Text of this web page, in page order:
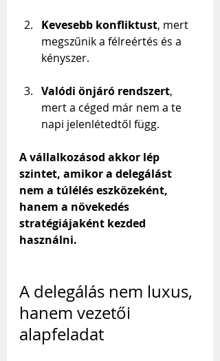
Kevesebb konfliktust, mert
megszűnik a félreértés és a
kényszer.
Valódi önjáró rendszert,
mert a céged már nem a te
napi jelenlétedtől függ.
A vállalkozásod akkor lép
szintet, amikor a delegálást
nem a túlélés eszközeként,
hanem a növekedés
stratégiájaként kezded
használni.
A delegálás nem luxus,
hanem vezetői
alapfeladat